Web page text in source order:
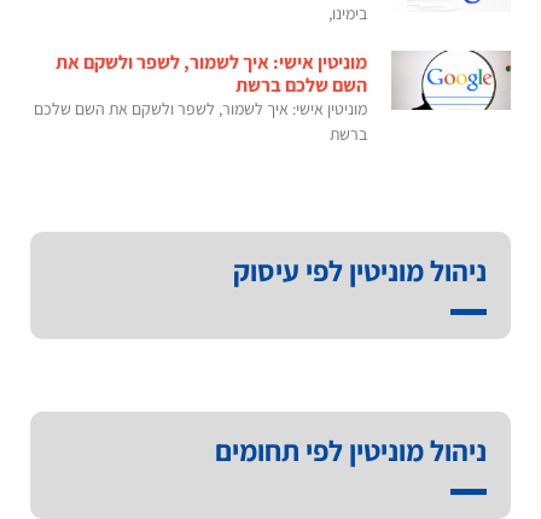
בימינו,
מוניטין אישי: איך לשמור, לשפר ולשקם את
השם שלכם ברשת
מוניטין אישי: איך לשמור, לשפר ולשקם את השם שלכם
ברשת
ניהול מוניטין לפי עיסוק
ניהול מוניטין לפי תחומים